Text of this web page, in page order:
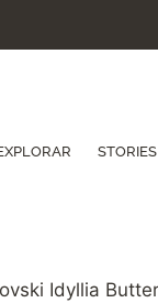
STORIES
Idyllia